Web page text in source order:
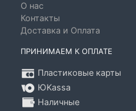
О нас
Контакты
Доставка и Оплата
ПРИНИМАЕМ К ОПЛАТЕ
Пластиковые карты
ЮKassa
Наличные